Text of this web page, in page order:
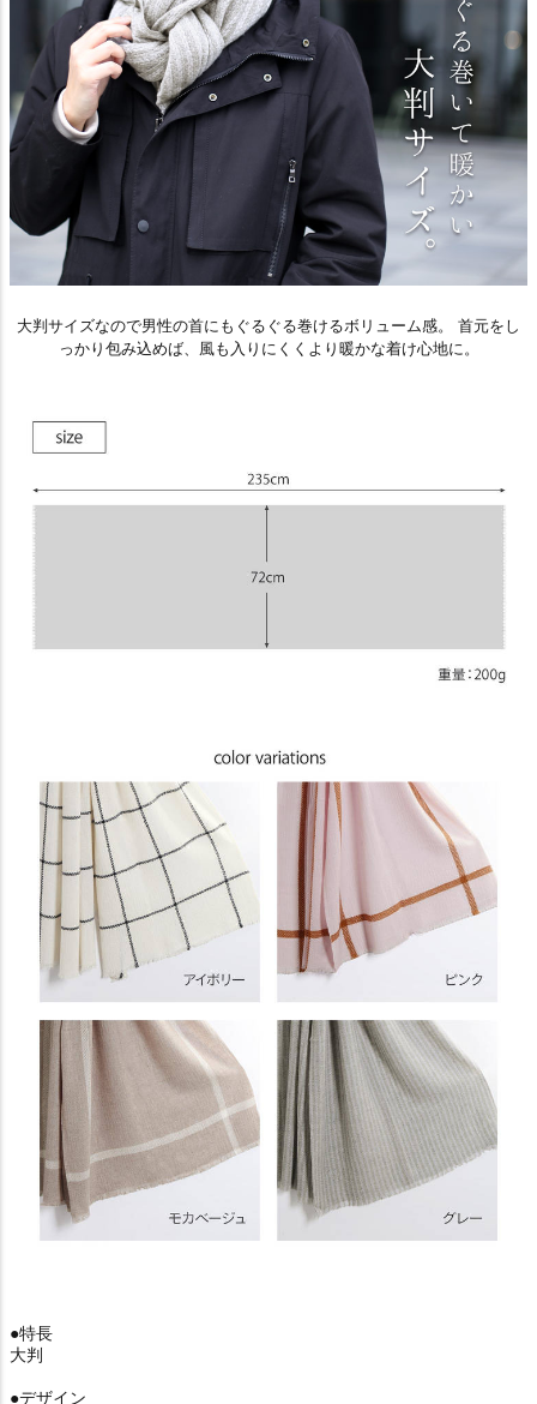
大判サイズなので男性の首にもぐるぐる巻けるボリューム感。 首元をし
っかり包み込めば、風も入りにくくより暖かな着け心地に。
●特長
大判
●デザイン